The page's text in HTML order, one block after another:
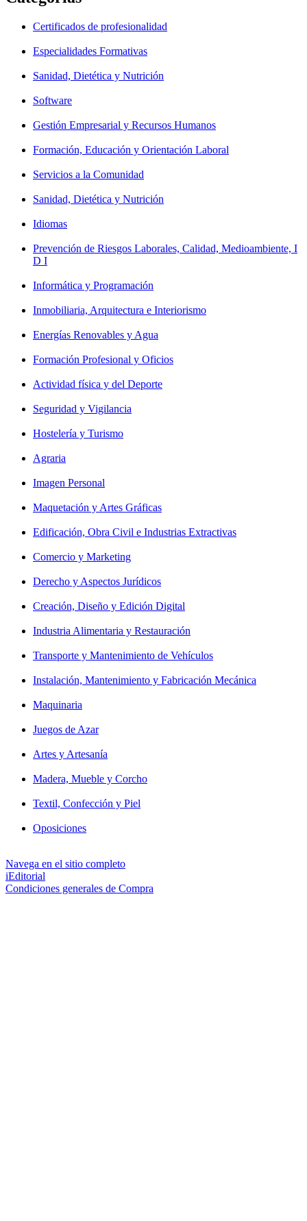
Certificados de profesionalidad
Especialidades Formativas
Sanidad, Dietética y Nutrición
Software
Gestión Empresarial y Recursos Humanos
Formación, Educación y Orientación Laboral
Servicios a la Comunidad
Sanidad, Dietética y Nutrición
Idiomas
Prevención de Riesgos Laborales, Calidad, Medioambiente, I
D I
Informática y Programación
Inmobiliaria, Arquitectura e Interiorismo
Energías Renovables y Agua
Formación Profesional y Oficios
Actividad física y del Deporte
Seguridad y Vigilancia
Hostelería y Turismo
Agraria
Imagen Personal
Maquetación y Artes Gráficas
Edificación, Obra Civil e Industrias Extractivas
Comercio y Marketing
Derecho y Aspectos Jurídicos
Creación, Diseño y Edición Digital
Industria Alimentaria y Restauración
Transporte y Mantenimiento de Vehículos
Instalación, Mantenimiento y Fabricación Mecánica
Maquinaria
Juegos de Azar
Artes y Artesanía
Madera, Mueble y Corcho
Textil, Confección y Piel
Oposiciones
Navega en el sitio completo
iEditorial
Condiciones generales de Compra